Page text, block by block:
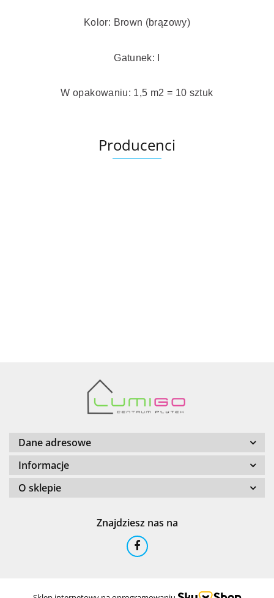
Kolor: Brown (brązowy)
Gatunek: I
W opakowaniu: 1,5 m2 = 10 sztuk
Producenci
Barwolf
Dane adresowe
Informacje
O sklepie
Znajdziesz nas na